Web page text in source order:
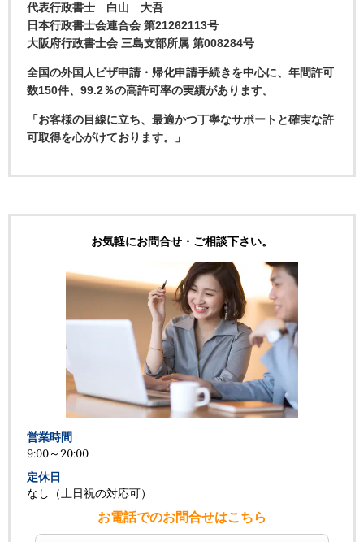
代表行政書士 白山 大吾
日本行政書士会連合会 第21262113号
大阪府行政書士会 三島支部所属 第008284号
全国の外国人ビザ申請・帰化申請手続きを中心に、年間許可
数150件、99.2％の高許可率の実績があります。
「お客様の目線に立ち、最適かつ丁寧なサポートと確実な許
可取得を心がけております。」
お気軽にお問合せ・ご相談下さい。
営業時間
9:00～20:00
定休日
なし（土日祝の対応可）
お電話でのお問合せはこちら